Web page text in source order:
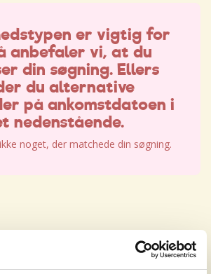
er vigtig for
anbefaler vi, at du
din søgning. Ellers
du alternative
på ankomstdatoen i
nedenstående.
noget, der matchede din søgning.
er vigtig for